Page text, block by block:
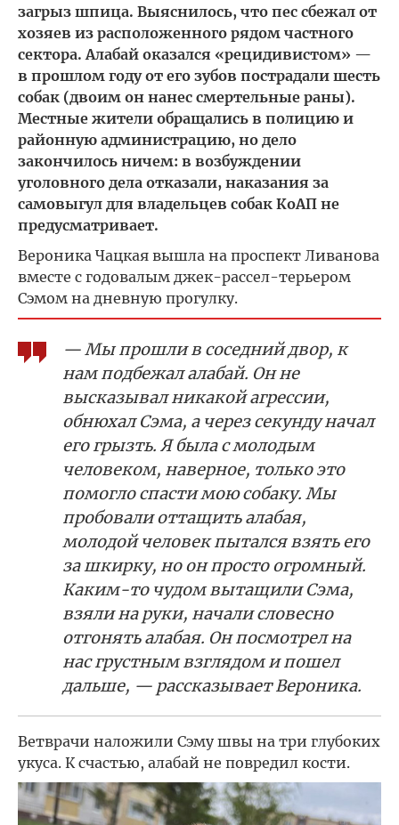
загрыз шпица. Выяснилось, что пес сбежал от
хозяев из расположенного рядом частного
сектора. Алабай оказался «рецидивистом» —
в прошлом году от его зубов пострадали шесть
собак (двоим он нанес смертельные раны).
Местные жители обращались в полицию и
районную администрацию, но дело
закончилось ничем: в возбуждении
уголовного дела отказали, наказания за
самовыгул для владельцев собак КоАП не
предусматривает.
Вероника Чацкая вышла на проспект Ливанова
вместе с годовалым джек-рассел-терьером
Сэмом на дневную прогулку.
— Мы прошли в соседний двор, к
нам подбежал алабай. Он не
высказывал никакой агрессии,
обнюхал Сэма, а через секунду начал
его грызть. Я была с молодым
человеком, наверное, только это
помогло спасти мою собаку. Мы
пробовали оттащить алабая,
молодой человек пытался взять его
за шкирку, но он просто огромный.
Каким-то чудом вытащили Сэма,
взяли на руки, начали словесно
отгонять алабая. Он посмотрел на
нас грустным взглядом и пошел
дальше, — рассказывает Вероника.
Ветврачи наложили Сэму швы на три глубоких
укуса. К счастью, алабай не повредил кости.